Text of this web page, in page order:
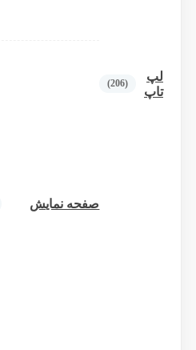
لپ
تاپ
(206)
صفحه نمایش